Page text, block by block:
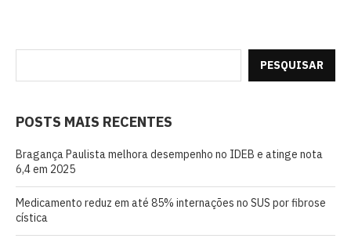
PESQUISAR
POSTS MAIS RECENTES
Bragança Paulista melhora desempenho no IDEB e atinge nota
6,4 em 2025
Medicamento reduz em até 85% internações no SUS por fibrose
cística